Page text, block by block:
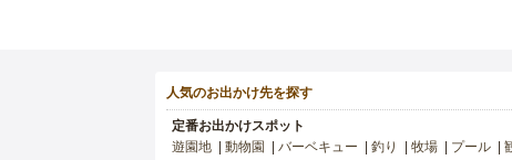
人気のお出かけ先を探す
定番お出かけスポット
遊園地
動物園 バーベキュー 釣り 牧場 プール